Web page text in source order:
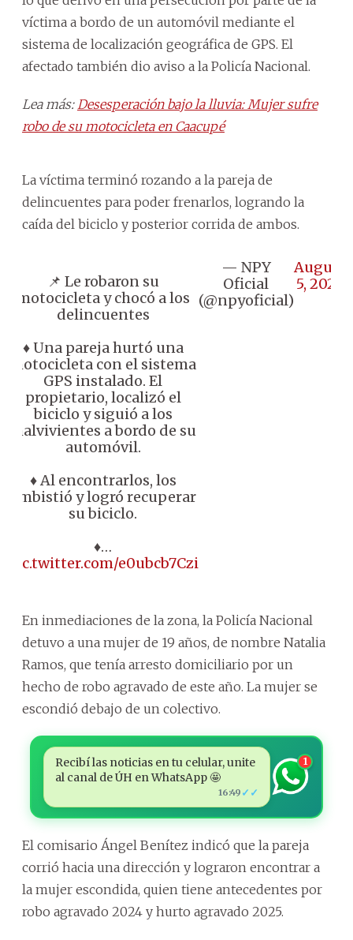
víctima a bordo de un automóvil mediante el
sistema de localización geográfica de GPS. El
afectado también dio aviso a la Policía Nacional.
Lea más: Desesperación bajo la lluvia: Mujer sufre
robo de su motocicleta en Caacupé
La víctima terminó rozando a la pareja de
delincuentes para poder frenarlos, logrando la
caída del biciclo y posterior corrida de ambos.
📌 Le robaron su
motocicleta y chocó a los
delincuentes
♦️ Una pareja hurtó una
motocicleta con el sistema
GPS instalado. El
propietario, localizó el
biciclo y siguió a los
malvivientes a bordo de su
automóvil.
♦️ Al encontrarlos, los
embistió y logró recuperar
su biciclo.
♦️…
pic.twitter.com/e0ubcb7Czi
— NPY
Oficial
(@npyoficial)
August
5, 2025
En inmediaciones de la zona, la Policía Nacional
detuvo a una mujer de 19 años, de nombre Natalia
Ramos, que tenía arresto domiciliario por un
hecho de robo agravado de este año. La mujer se
escondió debajo de un colectivo.
Recibí las noticias en tu celular, unite
al canal de ÚH en WhatsApp 🤩
16:49 ✓✓
1
El comisario Ángel Benítez indicó que la pareja
corrió hacia una dirección y lograron encontrar a
la mujer escondida, quien tiene antecedentes por
robo agravado 2024 y hurto agravado 2025.